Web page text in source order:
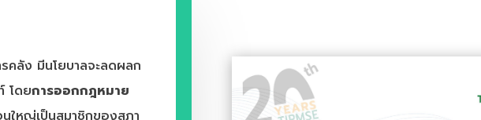
คลัง มีนโยบาลจะลดผลก
โดยการออกกฎหมาย